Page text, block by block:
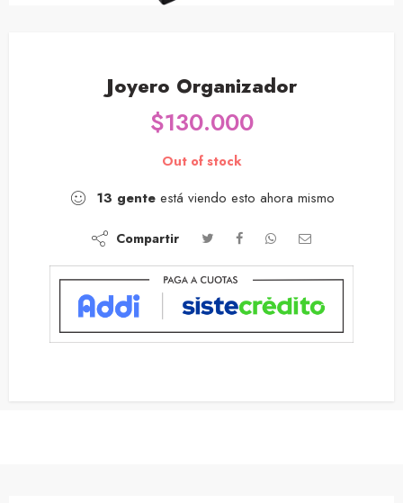
Joyero Organizador
$130.000
Out of stock
13 genteestá viendo esto ahora mismo
Compartir